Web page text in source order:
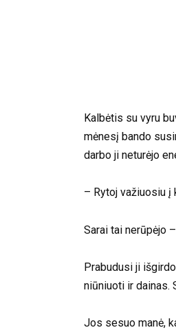
Kalbėtis su vyru
mėnesį bando
darbo ji neturėjo
– Rytoj važiuosiu į
Sarai tai nerūpėjo
Prabudusi ji
niūniuoti ir dainas.
Jos sesuo manė,